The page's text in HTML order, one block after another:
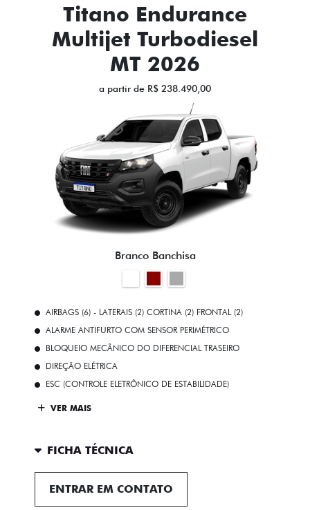
Titano Endurance
Multijet Turbodiesel
MT 2026
a partir de R$ 238.490,00
Branco Banchisa
AIRBAGS (6) - LATERAIS (2) CORTINA (2) FRONTAL (2)
ALARME ANTIFURTO COM SENSOR PERIMÉTRICO
BLOQUEIO MECÂNICO DO DIFERENCIAL TRASEIRO
DIREÇÃO ELÉTRICA
ESC (CONTROLE ELETRÔNICO DE ESTABILIDADE)
VER MAIS
FICHA TÉCNICA
ENTRAR EM CONTATO